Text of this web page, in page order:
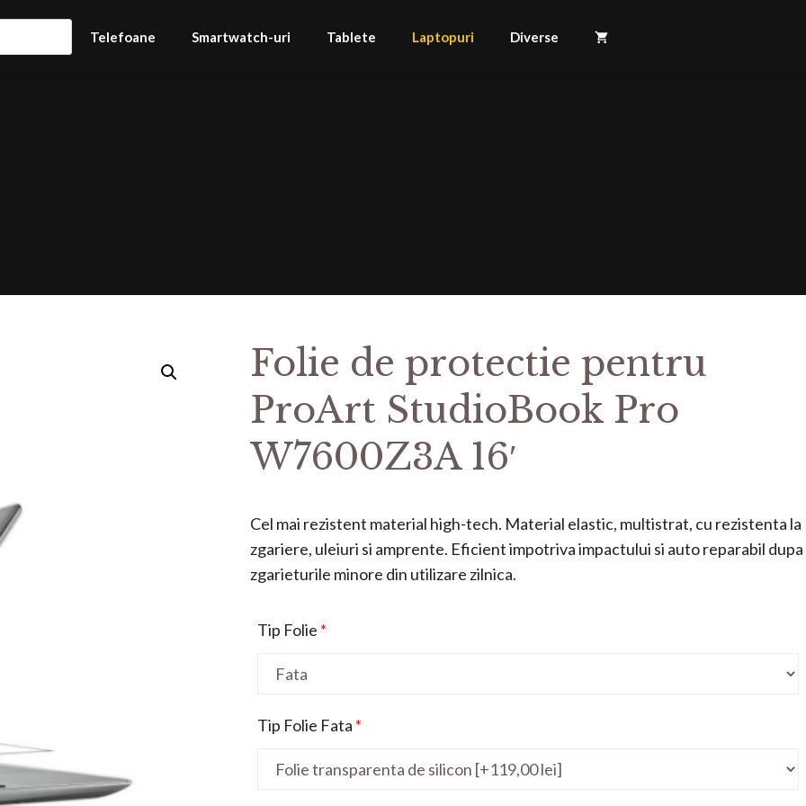
Telefoane Smartwatch-uri Tablete Laptopuri Diverse
Folie de protectie pentru
ProArt StudioBook Pro
W7600Z3A 16′
Cel mai rezistent material high-tech. Material elastic, multistrat, cu rezistenta la
zgariere, uleiuri si amprente. Eficient impotriva impactului si auto reparabil dupa
zgarieturile minore din utilizare zilnica.
Tip Folie *
Tip Folie Fata *